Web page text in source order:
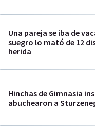
Una pareja se iba de
suegro lo mató de 12
herida
Hinchas de Gimnasia
abuchearon a